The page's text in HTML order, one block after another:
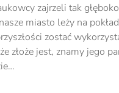
zajrzeli tak głęboko
miasto leży na
zostać
złoże jest, znamy jego